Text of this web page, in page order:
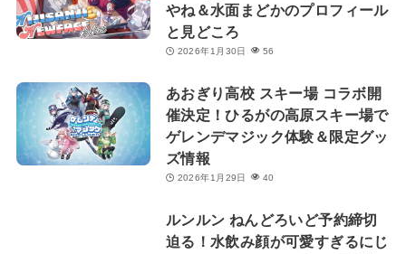
やね＆水面まどかのプロフィール
と見どころ
2026年1月30日 56
あおぎり高校 スキー場 コラボ開
催決定！ひるがの高原スキー場で
ゲレンデマジック体験＆限定グッ
ズ情報
2026年1月29日 40
ルンルン ねんどろいど予約締切
迫る！水飲み顔が可愛すぎるにじ